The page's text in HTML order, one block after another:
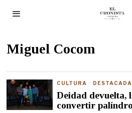
Miguel Cocom
CULTURA ·
Deidad devuelta,
convertir